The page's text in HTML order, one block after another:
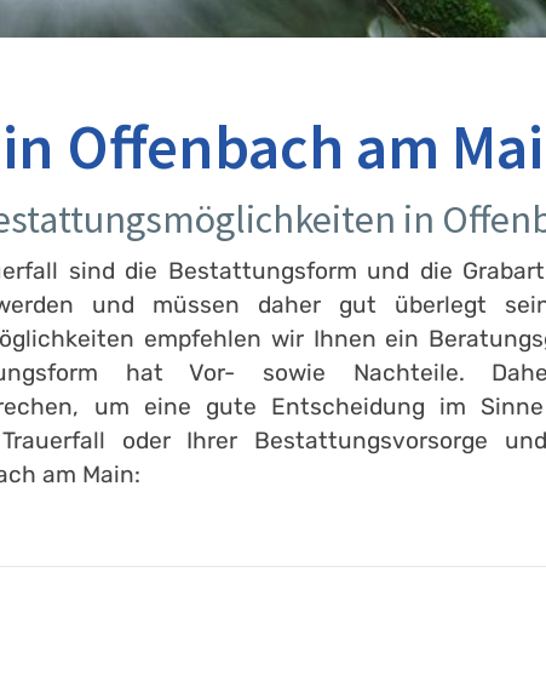
Offenbach am
in
sind die Bestattungsform und die
und müssen daher gut überlegt
empfehlen wir Ihnen ein
hat Vor- sowie Nachteile.
um eine gute Entscheidung im
oder Ihrer Bestattungsvorsorge
am Main: